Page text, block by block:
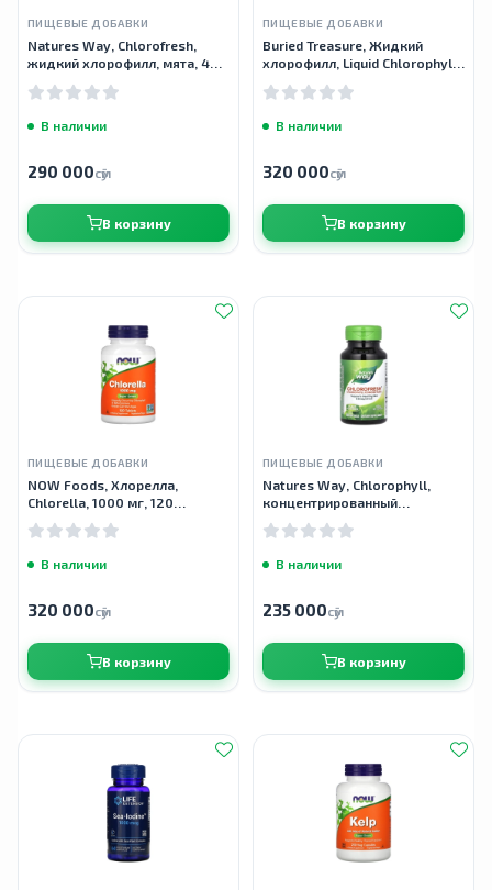
ПИЩЕВЫЕ ДОБАВКИ
Natures Way, Chlorofresh,
жидкий хлорофилл, мята, 480
В наличии
290 000сӯм
В корзину
ПИЩЕВЫЕ ДОБАВКИ
Buried Treasure, Жидкий
хлорофилл, Liquid Chlorophyll,
В наличии
320 000сӯм
В корзину
ПИЩЕВЫЕ ДОБАВКИ
NOW Foods, Хлорелла,
Chlorella, 1000 мг, 120
В наличии
320 000сӯм
В корзину
ПИЩЕВЫЕ ДОБАВКИ
Natures Way, Chlorophyll,
концентрированный
В наличии
235 000сӯм
В корзину